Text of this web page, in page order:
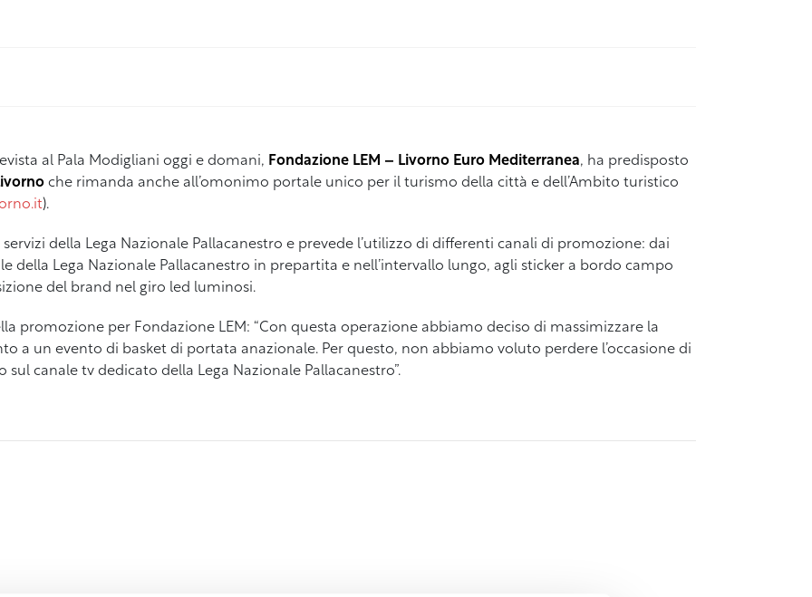
al Pala Modigliani oggi e domani, Fondazione LEM – Livorno Euro Mediterranea, ha predisposto
che rimanda anche all’omonimo portale unico per il turismo della città e dell’Ambito turistico
).
della Lega Nazionale Pallacanestro e prevede l’utilizzo di differenti canali di promozione: dai
della Lega Nazionale Pallacanestro in prepartita e nell’intervallo lungo, agli sticker a bordo campo
del brand nel giro led luminosi.
promozione per Fondazione LEM: “Con questa operazione abbiamo deciso di massimizzare la
a un evento di basket di portata anazionale. Per questo, non abbiamo voluto perdere l’occasione di
canale tv dedicato della Lega Nazionale Pallacanestro”.